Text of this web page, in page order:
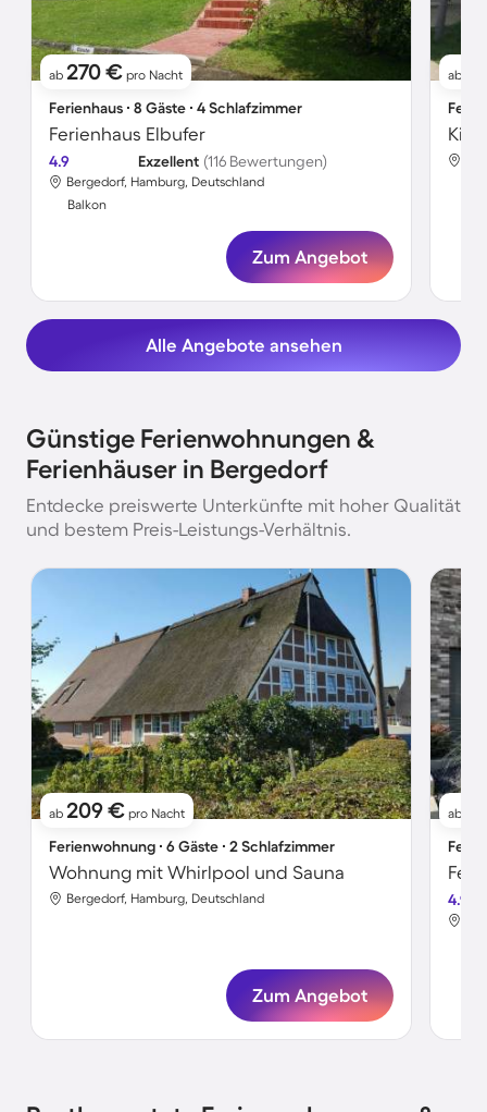
ab 270 € pro Nacht
Ferienhaus ∙ 8 Gäste ∙ 4 Schlafzimmer
Ferienhaus Elbufer
4.9 Exzellent (116 Bewertungen)
Bergedorf, Hamburg, Deutschland
Balkon
Zum Angebot
ab
Alle Angebote ansehen
Günstige Ferienwohnungen &
Ferienhäuser in Bergedorf
Entdecke preiswerte Unterkünfte mit hoher Qualität
und bestem Preis-Leistungs-Verhältnis.
ab 209 € pro Nacht
Ferienwohnung ∙ 6 Gäste ∙ 2 Schlafzimmer
Wohnung mit Whirlpool und Sauna
Bergedorf, Hamburg, Deutschland
Zum Angebot
ab
4.9